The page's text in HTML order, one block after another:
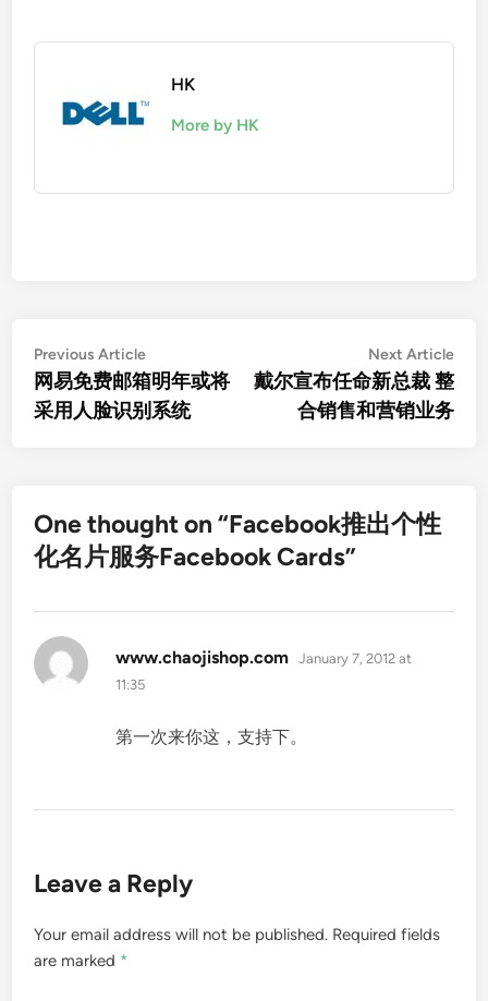
HK
More by HK
Post
navigation
Previous ArticlePrevious
article:
网易免费邮箱明年或将
采用人脸识别系统
Next Article
戴尔宣布任命新总裁 整
合销售和营销业务
One thought on “Facebook推出个性
化名片服务Facebook Cards”
www.chaojishop.com says:
January 7, 2012 at
11:35
第一次来你这，支持下。
Leave a Reply
Your email address will not be published. Required fields
are marked *